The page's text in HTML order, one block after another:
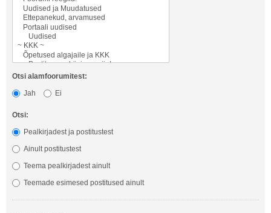
Otsi alamfoorumitest:
Jah
Ei
Otsi:
Pealkirjadest ja postitustest
Ainult postitustest
Teema pealkirjadest ainult
Teemade esimesed postitused ainult